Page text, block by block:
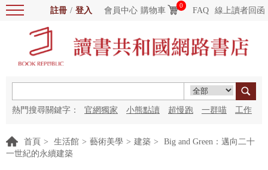
註冊 / 登入 會員中心 購物車
0
FAQ 線上讀者回函
熱門搜尋關鍵字： 官網獨家 小熊點讀 超慢跑 一群喵 工作
首頁 > 生活館 > 藝術美學 > 建築 >
Big and Green：邁向二十
一世紀的永續建築